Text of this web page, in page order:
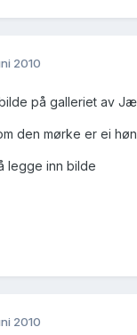
2010
på galleriet av
den mørke er ei
legge inn bilde
2010